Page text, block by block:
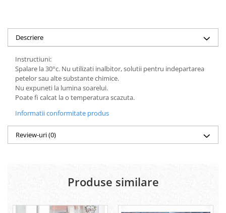
Descriere
Instructiuni:
Spalare la 30°c. Nu utilizati inalbitor, solutii pentru indepartarea
petelor sau alte substante chimice.
Nu expuneti la lumina soarelui.
Poate fi calcat la o temperatura scazuta.
Informatii conformitate produs
Review-uri(0)
Produse similare